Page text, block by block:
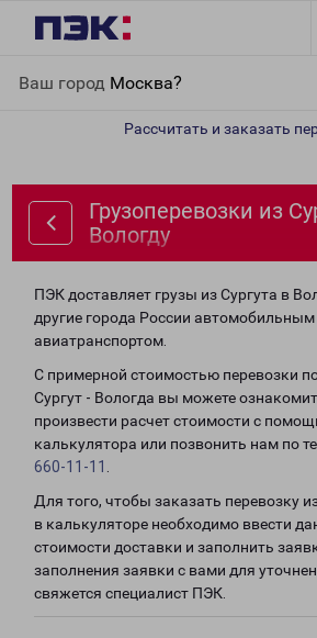
Ваш город Москва?
Рассчитать и заказать
Грузоперевозки из
Вологду
ПЭК доставляет грузы из Сургута в
другие города России автомобильным
авиатранспортом.
С примерной стоимостью перевозки
Сургут - Вологда вы можете
произвести расчет стоимости с
калькулятора или позвонить нам по
660-11-11
Для того, чтобы заказать перевозку
в калькуляторе необходимо ввести
стоимости доставки и заполнить
заполнения заявки с вами для
свяжется специалист ПЭК.